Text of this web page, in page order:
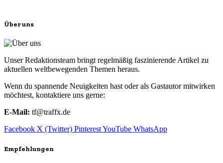
Über uns
Unser Redaktionsteam bringt regelmäßig faszinierende Artikel zu
aktuellen weltbewegenden Themen heraus.
Wenn du spannende Neuigkeiten hast oder als Gastautor mitwirken
möchtest, kontaktiere uns gerne:
E-Mail: tf@traffx.de
Facebook X (Twitter) PinterestYouTube WhatsApp
Empfehlungen